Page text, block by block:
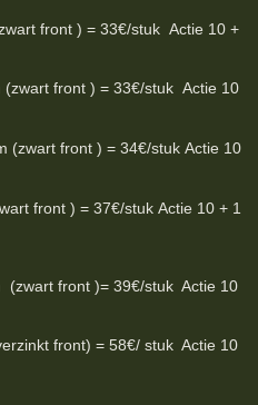
front ) = 33€/stuk Actie 10 +
front ) = 33€/stuk Actie 10
front ) = 34€/stuk Actie 10
front ) = 37€/stuk Actie 10 + 1
front )= 39€/stuk Actie 10
front) = 58€/ stuk Actie 10